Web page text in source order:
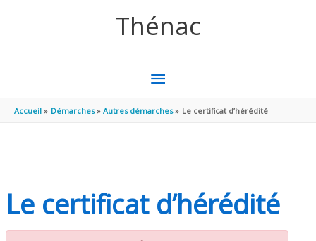
Thénac
MENU
PRINCIPAL
Accueil Démarches Autres démarches Le certificat d’hérédité
Le certificat d’hérédité